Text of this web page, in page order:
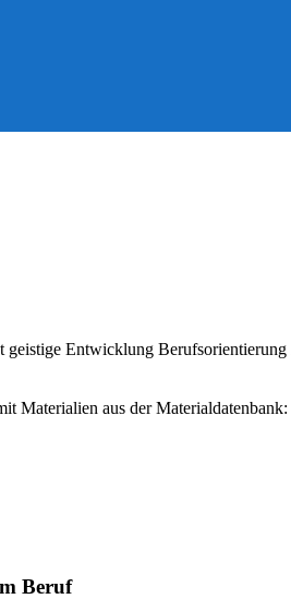
geistige Entwicklung Berufsorientierung
Materialien aus der Materialdatenbank:
Beruf